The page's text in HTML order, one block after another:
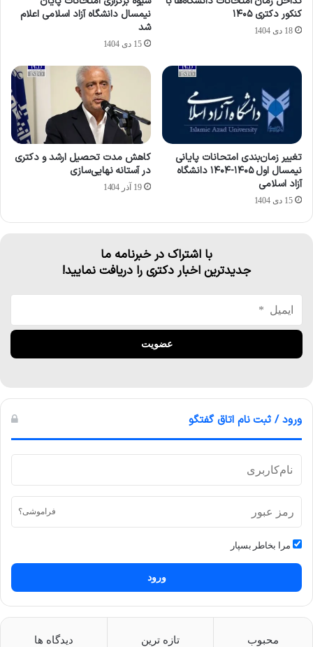
کنکور دکتری ۱۴۰۵
18 دی 1404
نیمسال دانشگاه آزاد اسلامی اعلام
شد
15 دی 1404
تغییر زمان‌بندی امتحانات پایانی
نیمسال اول ۱۴۰۵-۱۴۰۴ دانشگاه
آزاد اسلامی
15 دی 1404
کاهش مدت تحصیل ارشد و دکتری
در آستانه نهایی‌سازی
19 آذر 1404
با اشتراک در خبرنامه ما
جدیدترین اخبار دکتری را دریافت نمایید!
ورود / ثبت نام اتاق گفتگو
فراموشی؟
مرا بخاطر بسپار
ورود
محبوب تازه ترین دیدگاه ها